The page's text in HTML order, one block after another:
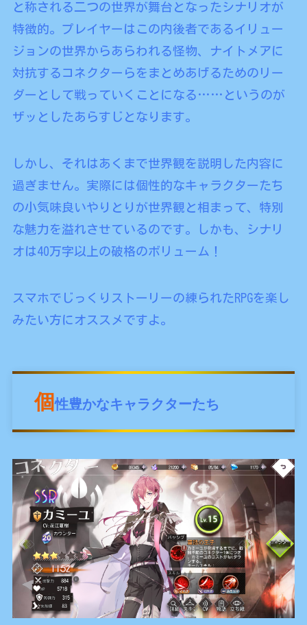
と称される二つの世界が舞台となったシナリオが
特徴的。プレイヤーはこの内後者であるイリュー
ジョンの世界からあらわれる怪物、ナイトメアに
対抗するコネクターらをまとめあげるためのリー
ダーとして戦っていくことになる……というのが
ザッとしたあらすじとなります。
しかし、それはあくまで世界観を説明した内容に
過ぎません。実際には個性的なキャラクターたち
の小気味良いやりとりが世界観と相まって、特別
な魅力を溢れさせているのです。しかも、シナリ
オは40万字以上の破格のボリューム！
スマホでじっくりストーリーの練られたRPGを楽し
みたい方にオススメですよ。
個性豊かなキャラクターたち